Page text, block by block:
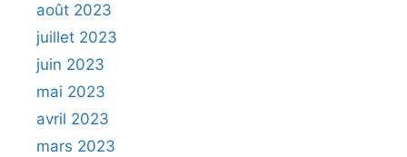
août 2023
juillet 2023
juin 2023
mai 2023
avril 2023
mars 2023